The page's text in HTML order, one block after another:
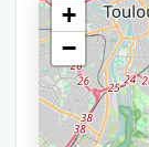
+
−